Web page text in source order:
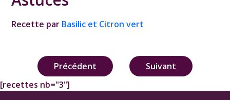
Recette par Basilic et Citron vert
Navigation
de
Précédent
Suivant
[recettes nb="3"]